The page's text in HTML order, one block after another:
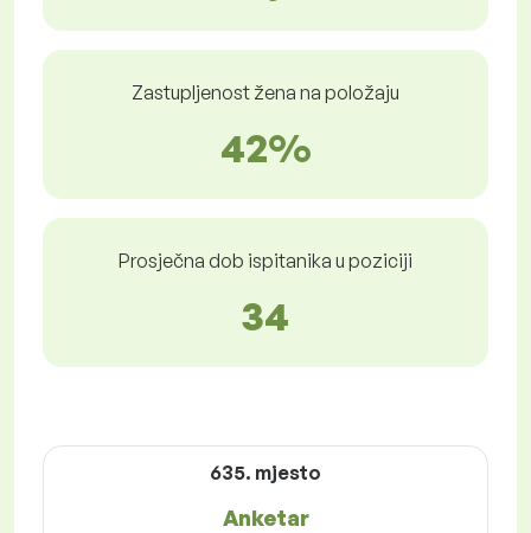
Zastupljenost žena na položaju
42%
Prosječna dob ispitanika u poziciji
34
635. mjesto
Anketar